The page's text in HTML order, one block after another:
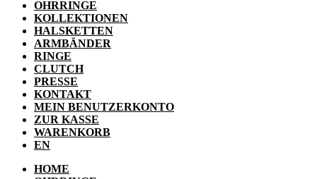
OHRRINGE
KOLLEKTIONEN
HALSKETTEN
ARMBÄNDER
RINGE
CLUTCH
PRESSE
KONTAKT
MEIN BENUTZERKONTO
ZUR KASSE
WARENKORB
EN
HOME